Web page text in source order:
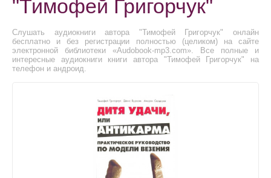
"Тимофей Григорчук"
Слушать аудиокниги автора "Тимофей Григорчук" онлайн
бесплатно и без регистрации полностью (целиком) на сайте
электронной библиотеки «Audobook-mp3.com». Все полные и
интересные аудиокниги книги автора "Тимофей Григорчук" на
телефон и андроид.